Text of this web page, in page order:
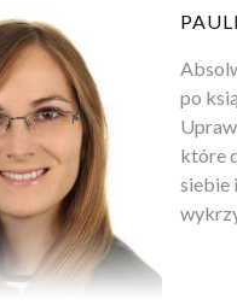
po
które
siebie